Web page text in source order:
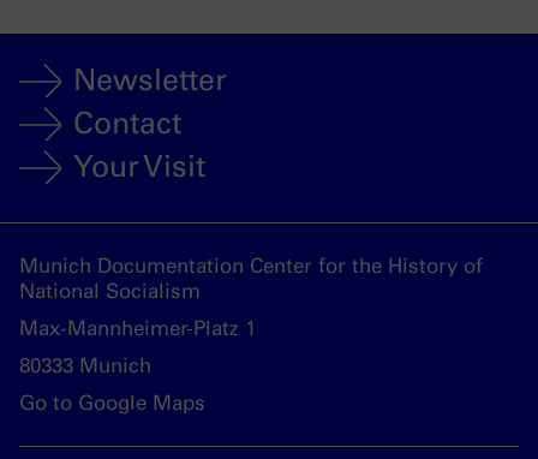
Newsletter
Contact
Your Visit
Munich Documentation Center for the History of
National Socialism
Max-Mannheimer-Platz 1
80333 Munich
Go to Google Maps